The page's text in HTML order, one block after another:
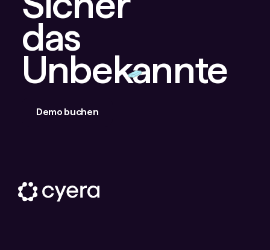
das
Unbekannte
Demo buchen